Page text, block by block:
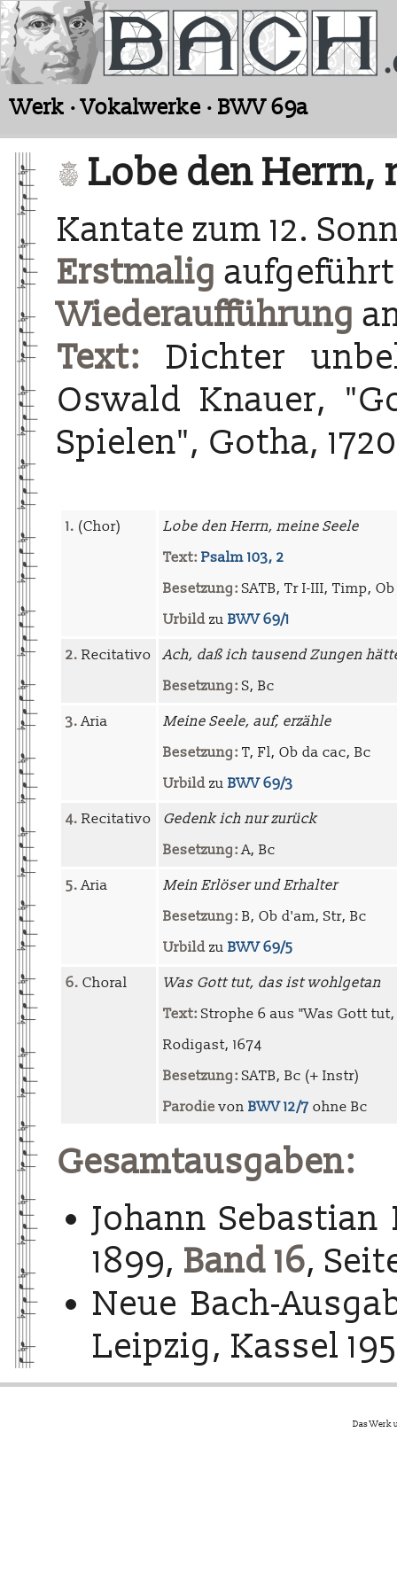
Werk · Vokalwerke · BWV 69a
Lobe den Herrn,
Kantate zum 12.
Erstmalig aufgeführt
Wiederaufführung
Text: Dichter
Oswald Knauer,
Spielen", Gotha, 1720
1. (Chor)
Lobe den Herrn, meine Seele
Text: Psalm 103, 2
Besetzung: SATB, Tr I-III, Timp,
Urbild zu BWV 69/1
2. Recitativo
Ach, daß ich tausend Zungen
Besetzung: S, Bc
3.Aria
Meine Seele, auf, erzähle
Besetzung: T, Fl, Ob da cac, Bc
Urbild zu BWV 69/3
4. Recitativo
Gedenk ich nur zurück
Besetzung:A, Bc
5.Aria
Mein Erlöser und Erhalter
Besetzung: B, Ob d'am, Str, Bc
Urbild zu BWV 69/5
6. Choral
Was Gott tut, das ist wohlgetan
Text: Strophe 6 aus "Was Gott
Rodigast, 1674
Besetzung: SATB, Bc (+ Instr)
Parodie von BWV 12/7 ohne Bc
Gesamtausgaben:
Johann Sebastian
1899, Band 16,
Neue Bach-
Leipzig, Kassel
Das Werk